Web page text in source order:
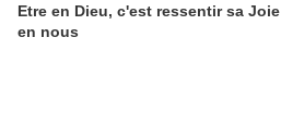
Etre en Dieu, c'est ressentir sa Joie
en nous